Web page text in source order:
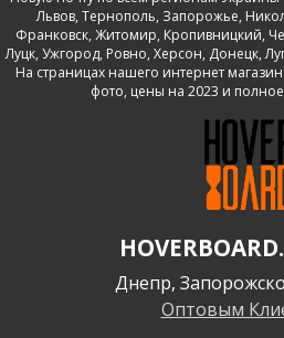
Львов, Тернополь, Запорожье,
Франковск, Житомир, Кропивницкий,
Луцк, Ужгород, Ровно, Херсон, Донецк,
На страницах нашего интернет
фото, цены на 2023 и
Днепр,
Оптовым